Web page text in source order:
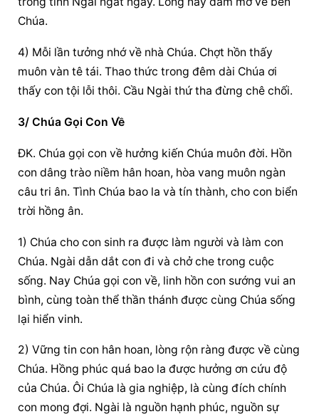
Chúa.
4) Mỗi lần tưởng nhớ về nhà Chúa. Chợt hồn thấy
muôn vàn tê tái. Thao thức trong đêm dài Chúa ơi
thấy con tội lỗi thôi. Cầu Ngài thứ tha đừng chê chối.
3/ Chúa Gọi Con Về
ĐK. Chúa gọi con về hưởng kiến Chúa muôn đời. Hồn
con dâng trào niềm hân hoan, hòa vang muôn ngàn
câu tri ân. Tình Chúa bao la và tín thành, cho con biển
trời hồng ân.
1) Chúa cho con sinh ra được làm người và làm con
Chúa. Ngài dẫn dắt con đi và chở che trong cuộc
sống. Nay Chúa gọi con về, linh hồn con sướng vui an
bình, cùng toàn thể thần thánh được cùng Chúa sống
lại hiển vinh.
2) Vững tin con hân hoan, lòng rộn ràng được về cùng
Chúa. Hồng phúc quá bao la được hưởng ơn cứu độ
của Chúa. Ôi Chúa là gia nghiệp, là cùng đích chính
con mong đợi. Ngài là nguồn hạnh phúc, nguồn sự